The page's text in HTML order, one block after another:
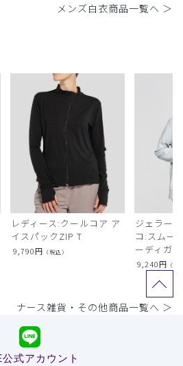
メンズ白衣商品一覧へ ＞
レディース:クールコア ア
イスパックZIP T
9,790円 （税込）
ジェラー
コ:スムー
ーディガン
9,240円 （税
ナース雑貨・その他商品一覧へ ＞
公式アカウント